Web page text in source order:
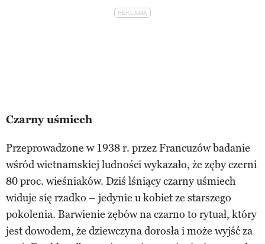
Czarny uśmiech
Przeprowadzone w 1938 r. przez Francuzów badanie
wśród wietnamskiej ludności wykazało, że zęby czerni
80 proc. wieśniaków. Dziś lśniący czarny uśmiech
widuje się rzadko – jedynie u kobiet ze starszego
pokolenia. Barwienie zębów na czarno to rytuał, który
jest dowodem, że dziewczyna dorosła i może wyjść za